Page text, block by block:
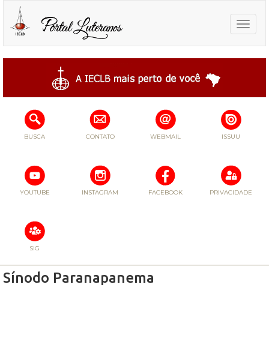
Toggle
BUSCA CONTATO WEBMAIL ISSUU
YOUTUBE INSTAGRAM FACEBOOK PRIVACIDADE
SIG
Sínodo Paranapanema